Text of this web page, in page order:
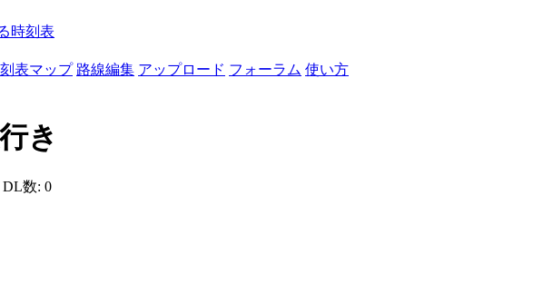
時刻表
表マップ 路線編集 アップロード フォーラム 使い方
き
DL数: 0